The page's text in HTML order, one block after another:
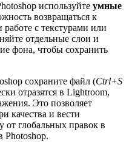
используйте умные
возвращаться к
с текстурами или
отдельные слои и
фона, чтобы сохранить
сохраните файл (Ctrl+S
отразятся в Lightroom,
Это позволяет
качества и вести
от глобальных правок в
Photoshop.